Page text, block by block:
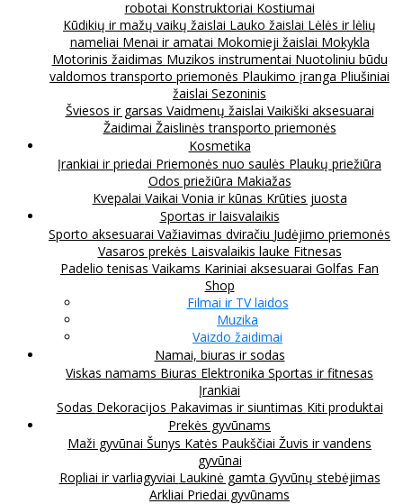
robotai Konstruktoriai Kostiumai
Kūdikių ir mažų vaikų žaislai Lauko žaislai Lėlės ir lėlių
nameliai Menai ir amatai Mokomieji žaislai Mokykla
Motorinis žaidimas Muzikos instrumentai Nuotoliniu būdu
valdomos transporto priemonės Plaukimo įranga Pliušiniai
žaislai Sezoninis
Šviesos ir garsas Vaidmenų žaislai Vaikiški aksesuarai
Žaidimai Žaislinės transporto priemonės
Kosmetika
Įrankiai ir priedai Priemonės nuo saulės Plaukų priežiūra
Odos priežiūra Makiažas
Kvepalai Vaikai Vonia ir kūnas Krūties juosta
Sportas ir laisvalaikis
Sporto aksesuarai Važiavimas dviračiu Judėjimo priemonės
Vasaros prekės Laisvalaikis lauke Fitnesas
Padelio tenisas Vaikams Kariniai aksesuarai Golfas Fan
Shop
Filmai ir TV laidos
Muzika
Vaizdo žaidimai
Namai, biuras ir sodas
Viskas namams Biuras Elektronika Sportas ir fitnesas
Įrankiai
Sodas Dekoracijos Pakavimas ir siuntimas Kiti produktai
Prekės gyvūnams
Maži gyvūnai Šunys Katės Paukščiai Žuvis ir vandens
gyvūnai
Ropliai ir varliagyviai Laukinė gamta Gyvūnų stebėjimas
Arkliai Priedai gyvūnams